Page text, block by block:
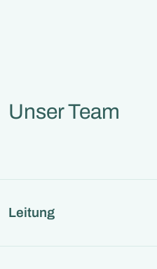
Unser Team
Leitung